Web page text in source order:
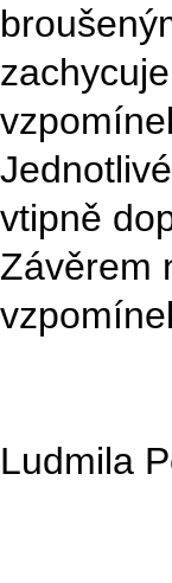
vtipně
Závěrem
Ludmila